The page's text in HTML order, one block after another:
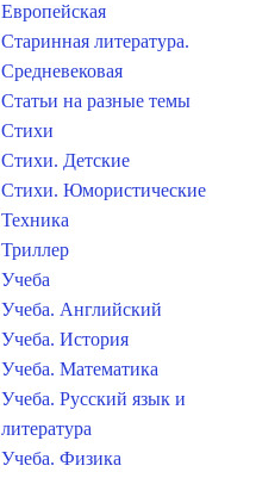
Европейская
Старинная литература.
Средневековая
Статьи на разные темы
Стихи
Стихи. Детские
Стихи. Юмористические
Техника
Триллер
Учеба
Учеба. Английский
Учеба. История
Учеба. Математика
Учеба. Русский язык и
литература
Учеба. Физика